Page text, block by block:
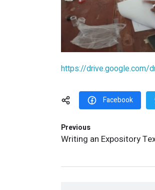
https://drive.google.com/
Facebook
Previous
Writing an Expository